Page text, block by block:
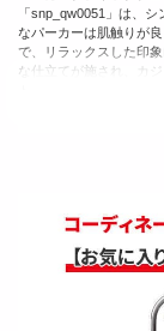
「snp_qw0051」は、
なパーカーは肌触りが
で、リラックスした印
な仕立てが施され、カ
す。例えば、デニムパ